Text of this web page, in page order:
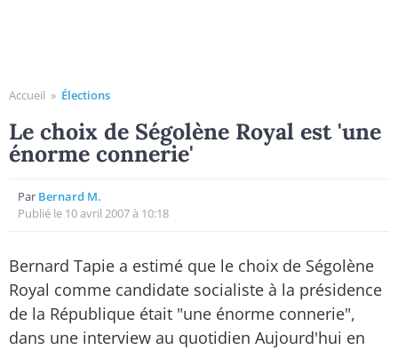
Accueil » Élections
Le choix de Ségolène Royal est 'une
énorme connerie'
Par Bernard M.
Publié le 10 avril 2007 à 10:18
Bernard Tapie a estimé que le choix de Ségolène
Royal comme candidate socialiste à la présidence
de la République était "une énorme connerie",
dans une interview au quotidien Aujourd'hui en